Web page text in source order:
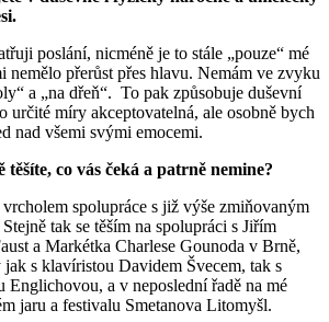
poslání, nicméně je to stále „pouze“ mé
přerůst přes hlavu. Nemám ve zvyku
a „na dřeň“. To pak způsobuje duševní
určité míry akceptovatelná, ale osobně bych
nad všemi svými emocemi.
těšíte, co vás čeká a patrně nemine?
spolupráce s již výše zmiňovaným
tak se těším na spolupráci s Jiřím
a Markétka Charlese Gounoda v Brně,
jak s klavíristou Davidem Švecem, tak s
Englichovou, a v neposlední řadě na mé
jaru a festivalu Smetanova Litomyšl.